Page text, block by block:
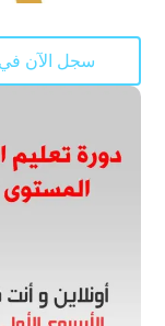
سجل الآن في A2